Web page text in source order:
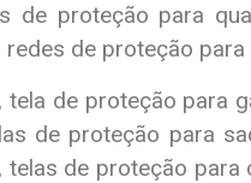
de proteção para
de proteção
tela de proteção para
de proteção para
de proteção para